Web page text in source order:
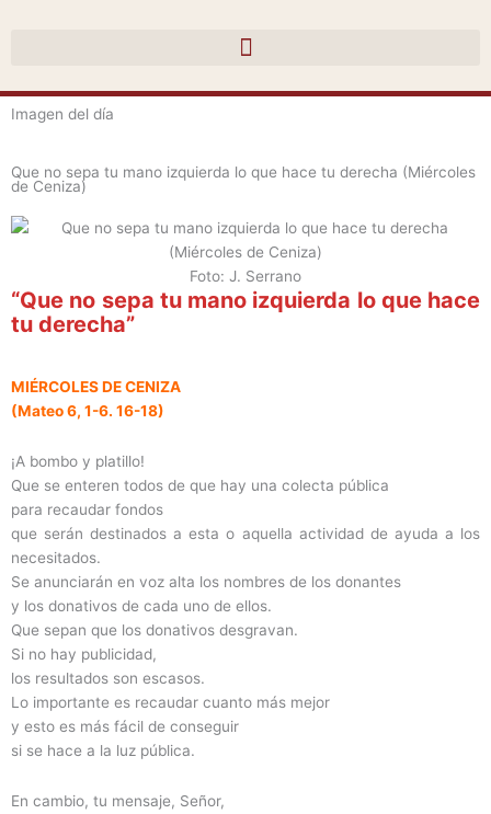
Imagen del día
Que no sepa tu mano izquierda lo que hace tu derecha (Miércoles
de Ceniza)
Foto: J. Serrano
“Que no sepa tu mano izquierda lo que hace
tu derecha”
MIÉRCOLES DE CENIZA
(Mateo 6, 1-6. 16-18)
¡A bombo y platillo!
Que se enteren todos de que hay una colecta pública
para recaudar fondos
que serán destinados a esta o aquella actividad de ayuda a los
necesitados.
Se anunciarán en voz alta los nombres de los donantes
y los donativos de cada uno de ellos.
Que sepan que los donativos desgravan.
Si no hay publicidad,
los resultados son escasos.
Lo importante es recaudar cuanto más mejor
y esto es más fácil de conseguir
si se hace a la luz pública.
En cambio, tu mensaje, Señor,